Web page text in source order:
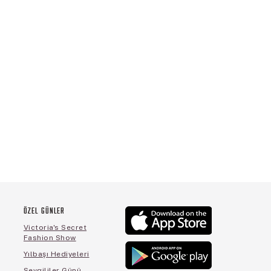
ÖZEL GÜNLER
Victoria's Secret
Fashion Show
Yılbaşı Hediyeleri